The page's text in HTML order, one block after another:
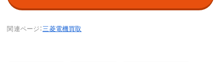
関連ページ：三菱電機買取